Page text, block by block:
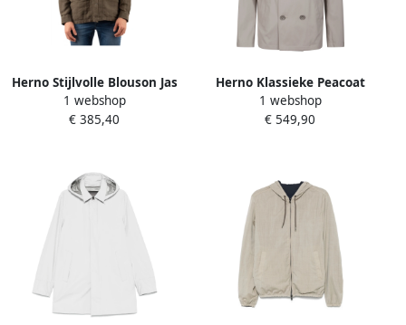
Herno Stijlvolle Blouson Jas
Green Heren
1 webshop
€ 385,40
Herno Klassieke Peacoat
voor Mannen Beige Heren
1 webshop
€ 549,90